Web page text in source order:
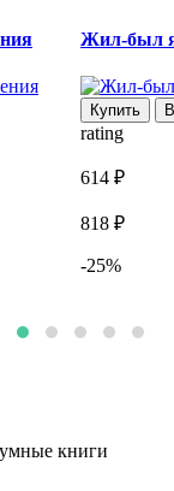
Жил-был
Купить
rating
614 ₽
818 ₽
-25%
книги